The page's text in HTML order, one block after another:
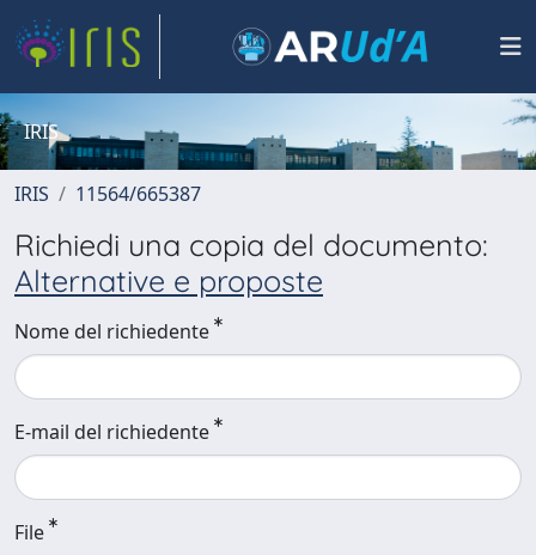
IRIS
IRIS 11564/665387
Richiedi una copia del documento:
Alternative e proposte
Nome del richiedente
E-mail del richiedente
File